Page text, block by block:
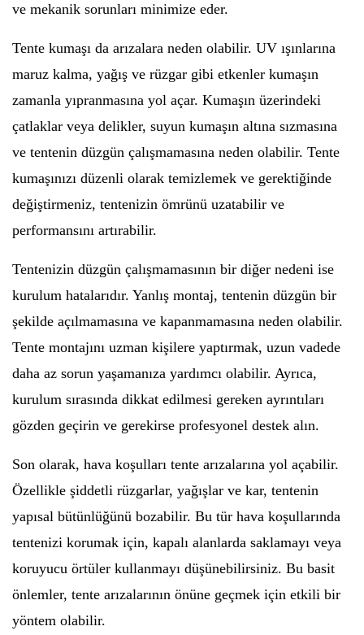
ve mekanik sorunları minimize eder.
Tente kumaşı da arızalara neden olabilir. UV ışınlarına
maruz kalma, yağış ve rüzgar gibi etkenler kumaşın
zamanla yıpranmasına yol açar. Kumaşın üzerindeki
çatlaklar veya delikler, suyun kumaşın altına sızmasına
ve tentenin düzgün çalışmamasına neden olabilir. Tente
kumaşınızı düzenli olarak temizlemek ve gerektiğinde
değiştirmeniz, tentenizin ömrünü uzatabilir ve
performansını artırabilir.
Tentenizin düzgün çalışmamasının bir diğer nedeni ise
kurulum hatalarıdır. Yanlış montaj, tentenin düzgün bir
şekilde açılmamasına ve kapanmamasına neden olabilir.
Tente montajını uzman kişilere yaptırmak, uzun vadede
daha az sorun yaşamanıza yardımcı olabilir. Ayrıca,
kurulum sırasında dikkat edilmesi gereken ayrıntıları
gözden geçirin ve gerekirse profesyonel destek alın.
Son olarak, hava koşulları tente arızalarına yol açabilir.
Özellikle şiddetli rüzgarlar, yağışlar ve kar, tentenin
yapısal bütünlüğünü bozabilir. Bu tür hava koşullarında
tentenizi korumak için, kapalı alanlarda saklamayı veya
koruyucu örtüler kullanmayı düşünebilirsiniz. Bu basit
önlemler, tente arızalarının önüne geçmek için etkili bir
yöntem olabilir.